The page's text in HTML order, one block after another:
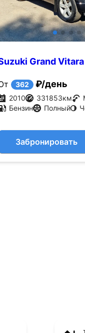
Grand
362 ₽/день
2010 331853км
Бензин
Полный
Забронировать